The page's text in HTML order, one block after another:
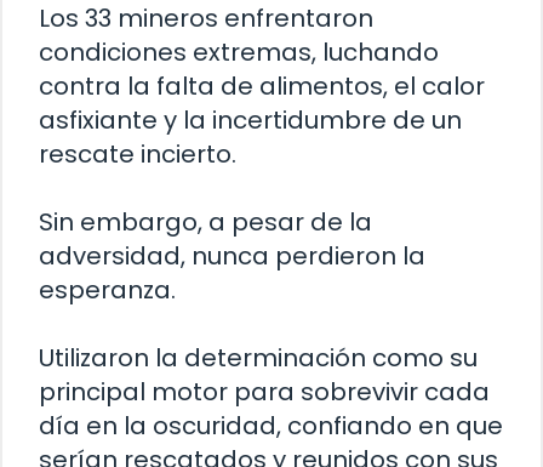
Los 33 mineros enfrentaron
condiciones extremas, luchando
contra la falta de alimentos, el calor
asfixiante y la incertidumbre de un
rescate incierto.
Sin embargo, a pesar de la
adversidad, nunca perdieron la
esperanza.
Utilizaron la determinación como su
principal motor para sobrevivir cada
día en la oscuridad, confiando en que
serían rescatados y reunidos con sus